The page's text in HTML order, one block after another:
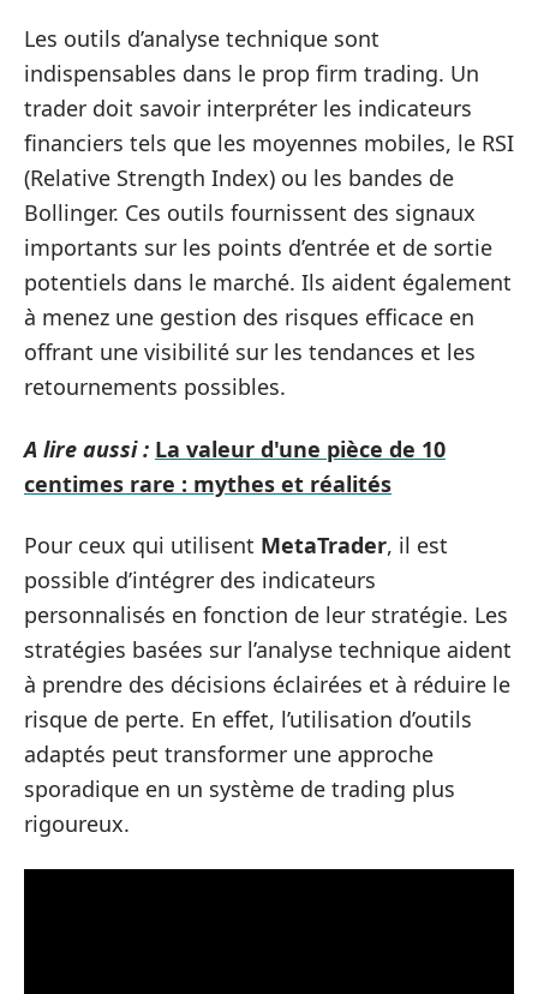
Les outils d’analyse technique sont
indispensables dans le prop firm trading. Un
trader doit savoir interpréter les indicateurs
financiers tels que les moyennes mobiles, le RSI
(Relative Strength Index) ou les bandes de
Bollinger. Ces outils fournissent des signaux
importants sur les points d’entrée et de sortie
potentiels dans le marché. Ils aident également
à menez une gestion des risques efficace en
offrant une visibilité sur les tendances et les
retournements possibles.
A lire aussi : La valeur d'une pièce de 10
centimes rare : mythes et réalités
Pour ceux qui utilisent MetaTrader, il est
possible d’intégrer des indicateurs
personnalisés en fonction de leur stratégie. Les
stratégies basées sur l’analyse technique aident
à prendre des décisions éclairées et à réduire le
risque de perte. En effet, l’utilisation d’outils
adaptés peut transformer une approche
sporadique en un système de trading plus
rigoureux.